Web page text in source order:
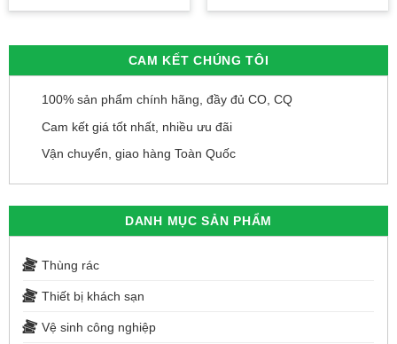
CAM KẾT CHÚNG TÔI
100% sản phẩm chính hãng, đầy đủ CO, CQ
Cam kết giá tốt nhất, nhiều ưu đãi
Vận chuyển, giao hàng Toàn Quốc
DANH MỤC SẢN PHẨM
Thùng rác
Thiết bị khách sạn
Vệ sinh công nghiệp